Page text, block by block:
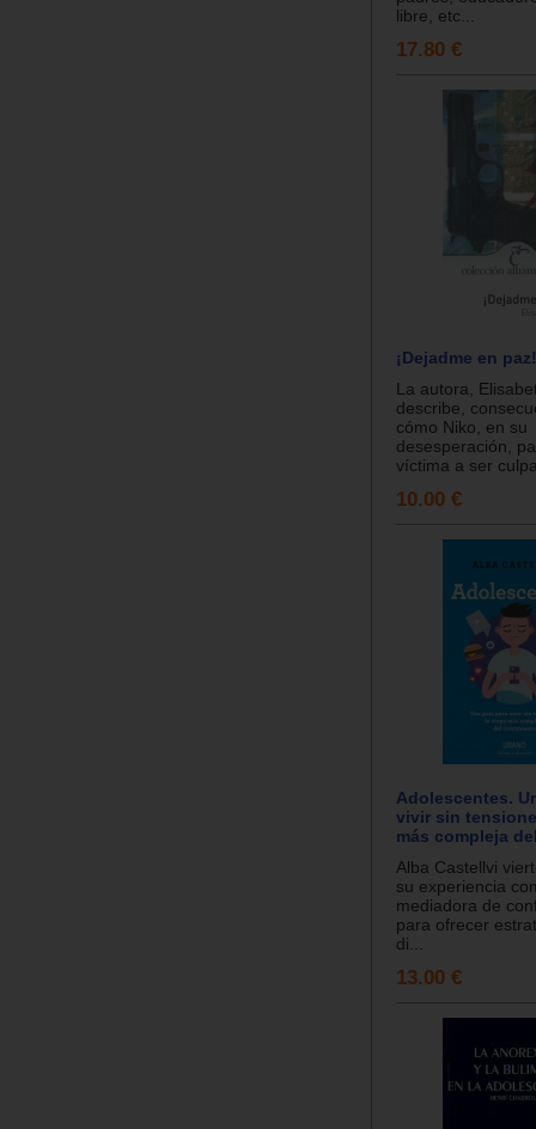
libre, etc...
17.80 €
¡Dejadme en paz!
La autora,
describe,
cómo Niko, en su
desesperación,
víctima a ser
10.00 €
Adolescentes.
vivir sin
más compleja
Alba Castellvi
su experiencia
mediadora de
para ofrecer
di...
13.00 €